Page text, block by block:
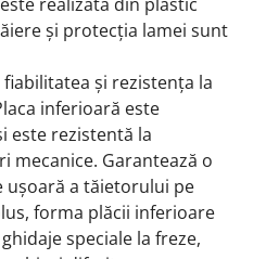
realizată din plastic
și protecția lamei sunt
și rezistența la
inferioară este
este rezistentă la
mecanice. Garantează o
ușoară a tăietorului pe
forma plăcii inferioare
speciale la freze,